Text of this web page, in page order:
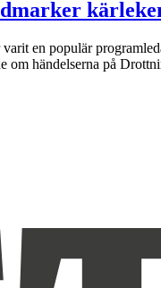
en populär
om händelserna på